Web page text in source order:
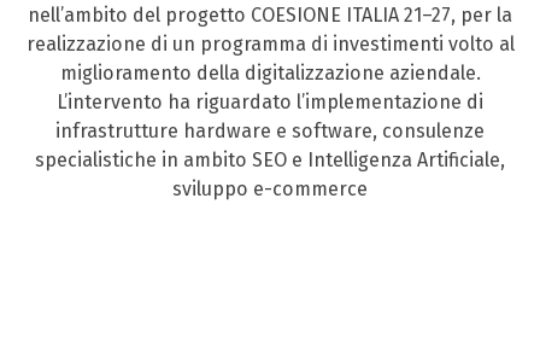
nell’ambito del progetto COESIONE ITALIA 21–27, per la
realizzazione di un programma di investimenti volto al
miglioramento della digitalizzazione aziendale.
L’intervento ha riguardato l’implementazione di
infrastrutture hardware e software, consulenze
specialistiche in ambito SEO e Intelligenza Artificiale,
sviluppo e-commerce